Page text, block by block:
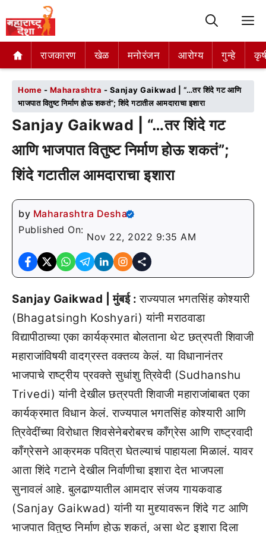
राजकारण खेळ मनोरंजन आरोग्य गुन्हे
राजकारण खेळ मनोरंजन आरोग्य गुन्हे
Home - Maharashtra - Sanjay Gaikwad | “…तर शिंदे गट आणि
भाजपात वितुष्ट निर्माण होऊ शकतं”; शिंदे गटातील आमदाराचा इशारा
Sanjay Gaikwad | “…तर शिंदे गट
आणि भाजपात वितुष्ट निर्माण होऊ शकतं”;
शिंदे गटातील आमदाराचा इशारा
by Maharashtra Desha
Published On:
Nov 22, 2022 9:35 AM
Sanjay Gaikwad | मुंबई :राज्यपाल भगतसिंह कोश्यारी
(Bhagatsingh Koshyari) यांनी मराठवाडा
विद्यापीठाच्या एका कार्यक्रमात बोलताना थेट छत्रपती शिवाजी
महाराजांविषयी वादग्रस्त वक्तव्य केलं. या विधानानंतर
भाजपाचे राष्ट्रीय प्रवक्ते सुधांशु त्रिवेदी (Sudhanshu
Trivedi) यांनी देखील छत्रपती शिवाजी महाराजांबाबत एका
कार्यक्रमात विधान केलं. राज्यपाल भगतसिंह कोश्यारी आणि
त्रिवेदींच्या विरोधात शिवसेनेबरोबरच काँग्रेस आणि राष्ट्रवादी
काँग्रेसने आक्रमक पवित्रा घेतल्याचं पाहायला मिळालं. यावर
आता शिंदे गटाने देखील निर्वाणीचा इशारा देत भाजपला
सुनावलं आहे. बुलढाण्यातील आमदार संजय गायकवाड
(Sanjay Gaikwad) यांनी या मुद्द्यावरून शिंदे गट आणि
भाजपात वितुष्ठ निर्माण होऊ शकतं, असा थेट इशारा दिला